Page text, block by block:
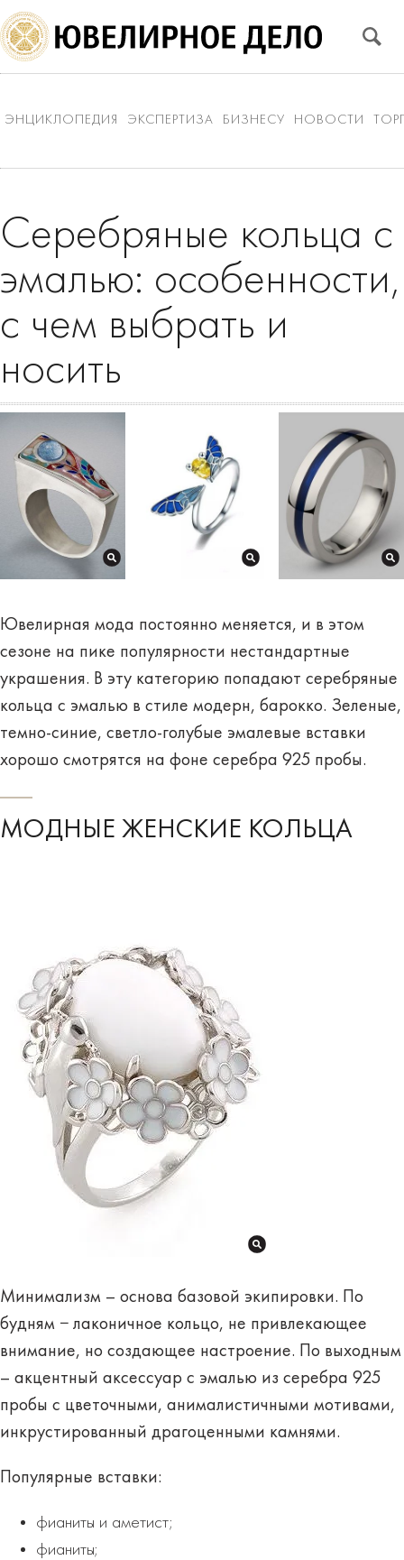
ЭНЦИКЛОПЕДИЯ ЭКСПЕРТИЗА БИЗНЕСУ НОВОСТИ
Серебряные кольца с
эмалью: особенности,
с чем выбрать и
носить
Ювелирная мода постоянно меняется, и в этом
сезоне на пике популярности нестандартные
украшения. В эту категорию попадают серебряные
кольца с эмалью в стиле модерн, барокко. Зеленые,
темно-синие, светло-голубые эмалевые вставки
хорошо смотрятся на фоне серебра 925 пробы.
МОДНЫЕ ЖЕНСКИЕ КОЛЬЦА
Минимализм – основа базовой экипировки. По
будням − лаконичное кольцо, не привлекающее
внимание, но создающее настроение. По выходным
– акцентный аксессуар с эмалью из серебра 925
пробы с цветочными, анималистичными мотивами,
инкрустированный драгоценными камнями.
Популярные вставки:
фианиты и аметист;
фианиты;